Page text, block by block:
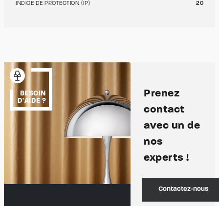
INDICE DE PROTECTION (IP) 20
BESOIN
D'AIDE ?
Prenez
contact
avec un de
nos
experts !
Contactez-nous